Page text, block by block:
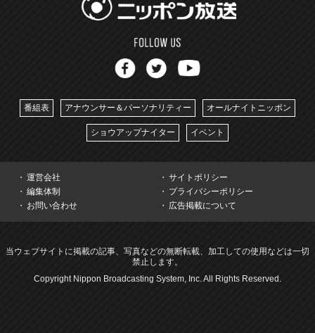
番組表 アナウンサー＆パーソナリティー オールナイトニッポン
ショウアップナイター イベント
運営会社
サイトポリシー
編集体制
プライバシーポリシー
お問い合わせ
広告掲載について
当ウェブサイトに掲載の記事、写真などの無断転載、加工しての使用などは一切
禁止します。
Copyright Nippon Broadcasting System, Inc. All Rights Reserved.